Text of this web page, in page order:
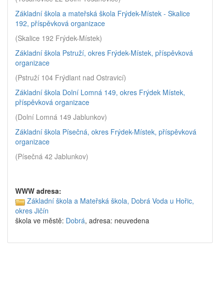
Základní škola a mateřská škola Frýdek-Místek - Skalice
192, příspěvková organizace
(Skalice 192 Frýdek-Místek)
Základní škola Pstruží, okres Frýdek-Místek, příspěvková
organizace
(Pstruží 104 Frýdlant nad Ostravicí)
Základní škola Dolní Lomná 149, okres Frýdek Místek,
příspěvková organizace
(Dolní Lomná 149 Jablunkov)
Základní škola Písečná, okres Frýdek-Místek, příspěvková
organizace
(Písečná 42 Jablunkov)
WWW adresa:
Základní škola a Mateřská škola, Dobrá Voda u Hořic,
okres Jičín
škola ve městě: Dobrá, adresa: neuvedena